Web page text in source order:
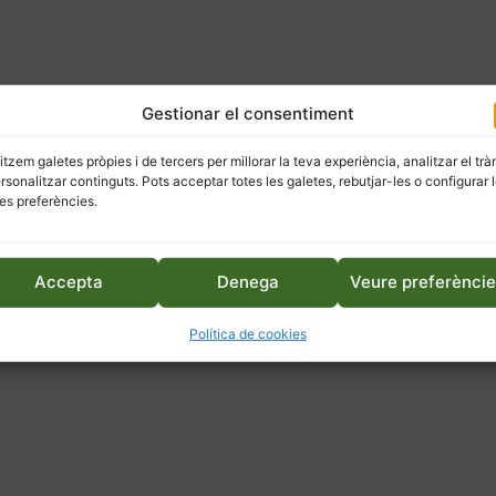
Gestionar el consentiment
galetes pròpies i de tercers per millorar la teva experiència, analitzar el
continguts. Pots acceptar totes les galetes, rebutjar-les o configurar
preferències.
Accepta Denega Veure
Política de cookies